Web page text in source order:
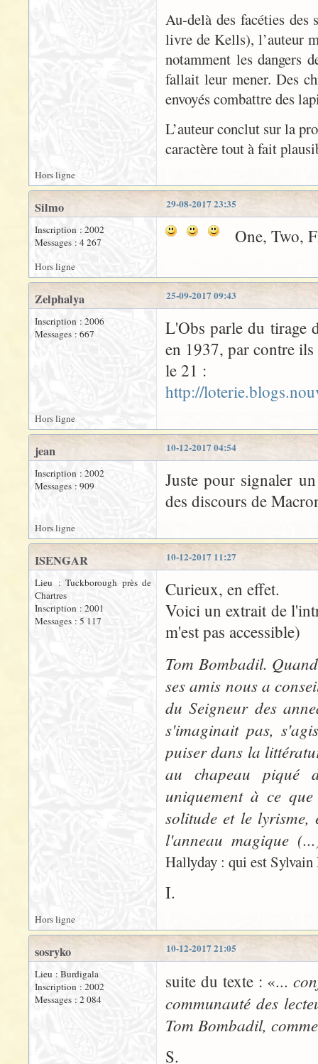
Au-delà des facéties
livre de Kells), l’auteur
notamment les dangers
fallait leur mener. Des
envoyés combattre des
L’auteur conclut sur la
caractère tout à fait
Hors ligne
29-08-2017 23:35
Silmo
Inscription : 2002
Messages : 4 267
One, Two,
Hors ligne
25-09-2017 09:43
Zelphalya
Inscription : 2006
Messages : 667
L'Obs parle du tirage
en 1937, par contre
le 21 :
http://
Hors ligne
10-12-2017 04:54
jean
Inscription : 2002
Messages : 909
Juste pour signaler
des discours de
Hors ligne
10-12-2017 11:27
ISENGAR
Lieu : Tuckborough près de
Chartres
Inscription : 2001
Messages : 5 117
Curieux, en effet.
Voici un extrait de
m'est pas accessible)
Tom Bombadil.
ses amis nous a
du Seigneur des
s'imaginait pas,
puiser dans la
au chapeau piqué
uniquement à ce
solitude et le lyrisme,
l'anneau magique
Hallyday : qui est
I.
Hors ligne
10-12-2017 21:05
sosryko
Lieu : Burdigala
Inscription : 2002
Messages : 2 084
suite du texte : «...
communauté des
Tom Bombadil,
S.